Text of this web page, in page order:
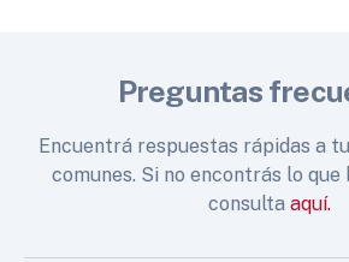
Preguntas
Encuentrá respuestas rápidas a
comunes. Si no encontrás lo que
consulta aquí.